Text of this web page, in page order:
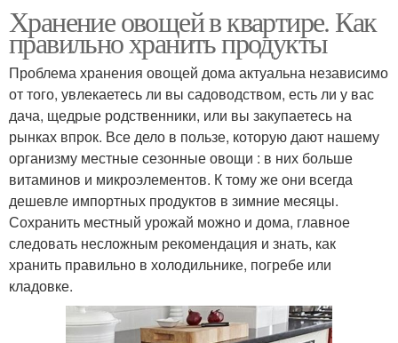
Хранение овощей в квартире. Как
правильно хранить продукты
Проблема хранения овощей дома актуальна независимо
от того, увлекаетесь ли вы садоводством, есть ли у вас
дача, щедрые родственники, или вы закупаетесь на
рынках впрок. Все дело в пользе, которую дают нашему
организму местные сезонные овощи : в них больше
витаминов и микроэлементов. К тому же они всегда
дешевле импортных продуктов в зимние месяцы.
Сохранить местный урожай можно и дома, главное
следовать несложным рекомендация и знать, как
хранить правильно в холодильнике, погребе или
кладовке.